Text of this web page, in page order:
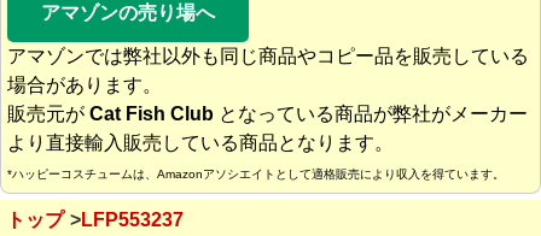
アマゾンの売り場へ
アマゾンでは弊社以外も同じ商品やコピー品を販売している
場合があります。
販売元が Cat Fish Club となっている商品が弊社がメーカー
より直接輸入販売している商品となります。
*ハッピーコスチュームは、Amazonアソシエイトとして適格販売により収入を得ています。
トップ LFP553237